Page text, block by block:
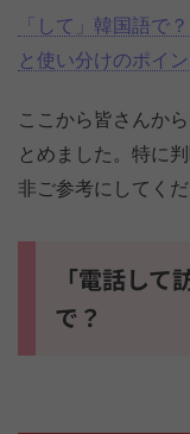
「して」韓国語で
と使い分けのポイン
ここから皆さんか
とめました。特に
非ご参考にしてく
「電話し
で？